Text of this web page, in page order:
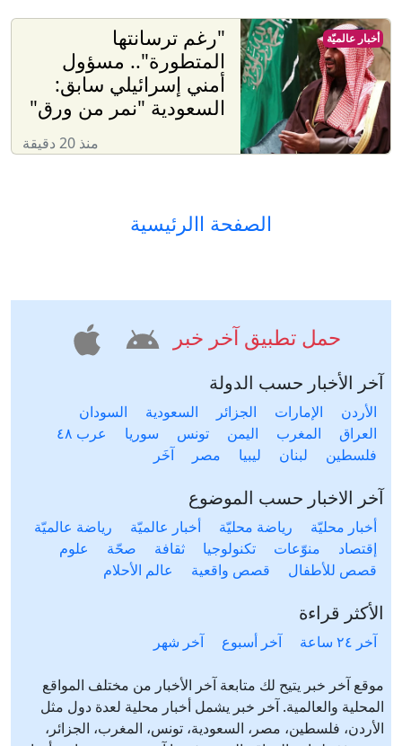
"رغم ترسانتها
المتطورة".. مسؤول
أمني إسرائيلي سابق:
السعودية "نمر من ورق"
منذ 20 دقيقة
أخبار عالميّة
الصفحة االرئيسية
حمل تطبيق آخر خبر
آخر الأخبار حسب الدولة
الأردن الإمارات الجزائر السعودية
السودان
العراق
المغرب اليمن تونس سوريا
عرب ٤٨
فلسطين
لبنان ليبيا مصر آخَر
آخر الاخبار حسب الموضوع
أخبار محليّة رياضة محليّة أخبار عالميّة
رياضة عالميّة
إقتصاد
منوّعات تكنولوجيا ثقافة صحّة
علوم
قصص للأطفال
قصص واقعية عالم الأحلام
الأكثر قراءة
آخر ٢٤ ساعة آخر أسبوع آخر شهر
موقع آخر خبر يتيح لك متابعة آخر الأخبار من مختلف المواقع
المحلية والعالمية. آخر خبر يشمل أخبار محلية لعدة دول مثل
الأردن، فلسطين، مصر، السعودية، تونس، المغرب، الجزائر،